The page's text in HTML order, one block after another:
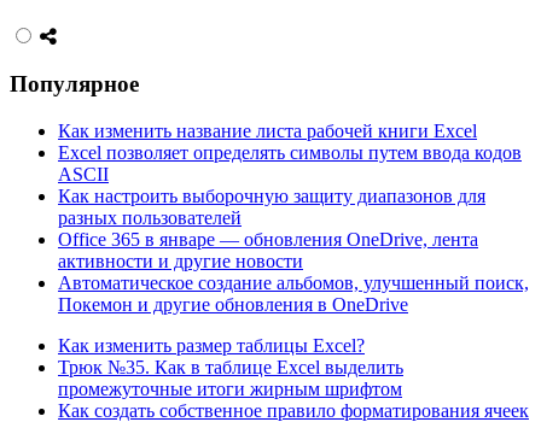
Популярное
Как изменить название листа рабочей книги Excel
Excel позволяет определять символы путем ввода кодов
ASCII
Как настроить выборочную защиту диапазонов для
разных пользователей
Office 365 в январе — обновления OneDrive, лента
активности и другие новости
Автоматическое создание альбомов, улучшенный поиск,
Покемон и другие обновления в OneDrive
Как изменить размер таблицы Excel?
Трюк №35. Как в таблице Excel выделить
промежуточные итоги жирным шрифтом
Как создать собственное правило форматирования ячеек